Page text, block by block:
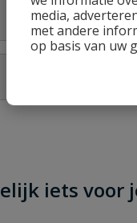
media,
met andere
op basis van uw
iets voor